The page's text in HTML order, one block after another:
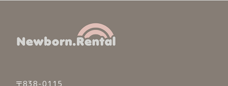
〒838-0115
© 2026 Newborn.Rental